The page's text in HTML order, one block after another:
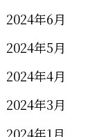
2024年6月
2024年5月
2024年4月
2024年3月
2024年1月